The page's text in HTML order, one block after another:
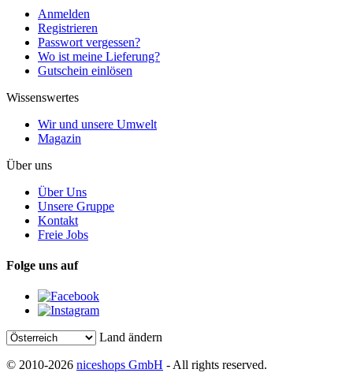
Anmelden
Registrieren
Passwort vergessen?
Wo ist meine Lieferung?
Gutschein einlösen
Wissenswertes
Wir und unsere Umwelt
Magazin
Über uns
Über Uns
Unsere Gruppe
Kontakt
Freie Jobs
Folge uns auf
Land ändern
© 2010-2026 niceshops GmbH - All rights reserved.